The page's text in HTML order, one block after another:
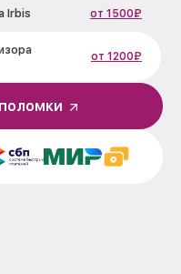
Irbis от 1500₽
от 1200₽
Irbis